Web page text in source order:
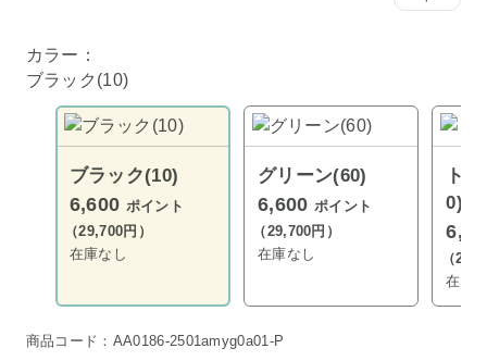
カラー：
ブラック(10)
ブラック(10)
6,600 ポイント
（29,700円）
在庫なし
グリーン(60)
6,600 ポイント
（29,700円）
在庫なし
ト
0)
（
在庫
商品コード：AA0186-2501amyg0a01-P